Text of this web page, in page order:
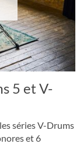
5 et V-
séries V-Drums
et 6